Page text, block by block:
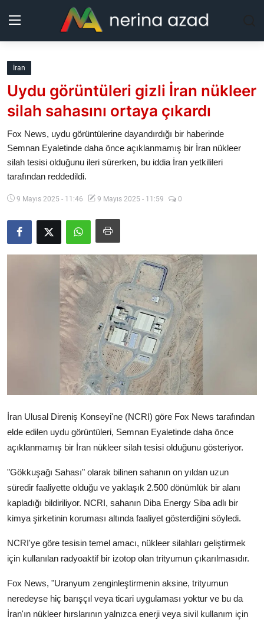
Kurdistan
Bölgeler
Güncel
Analiz
Galeri
Kurdi
İran
Uydu görüntüleri gizli İran nükleer
silah sahasını ortaya çıkardı
Fox News, uydu görüntülerine dayandırdığı bir haberinde
Semnan Eyaletinde daha önce açıklanmamış bir İran nükleer
silah tesisi olduğunu ileri sürerken, bu iddia İran yetkilileri
tarafından reddedildi.
9 Mayıs 2025 - 11:46 9 Mayıs 2025 - 11:59 0
İran Ulusal Direniş Konseyi'ne (NCRI) göre Fox News tarafından
elde edilen uydu görüntüleri, Semnan Eyaletinde daha önce
açıklanmamış bir İran nükleer silah tesisi olduğunu gösteriyor.
"Gökkuşağı Sahası" olarak bilinen sahanın on yıldan uzun
süredir faaliyette olduğu ve yaklaşık 2.500 dönümlük bir alanı
kapladığı bildiriliyor. NCRI, sahanın Diba Energy Siba adlı bir
kimya şirketinin koruması altında faaliyet gösterdiğini söyledi.
NCRI'ye göre tesisin temel amacı, nükleer silahları geliştirmek
için kullanılan radyoaktif bir izotop olan trityumun çıkarılmasıdır.
Fox News, "Uranyum zenginleştirmenin aksine, trityumun
neredeyse hiç barışçıl veya ticari uygulaması yoktur ve bu da
İran'ın nükleer hırslarının yalnızca enerji veya sivil kullanım için